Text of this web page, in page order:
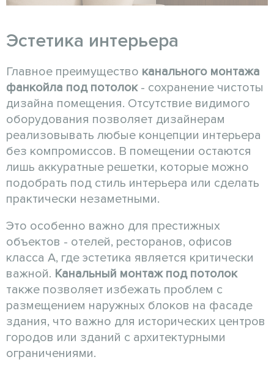
Эстетика интерьера
Главное преимущество канального монтажа
фанкойла под потолок- сохранение чистоты
дизайна помещения. Отсутствие видимого
оборудования позволяет дизайнерам
реализовывать любые концепции интерьера
без компромиссов. В помещении остаются
лишь аккуратные решетки, которые можно
подобрать под стиль интерьера или сделать
практически незаметными.
Это особенно важно для престижных
объектов - отелей, ресторанов, офисов
класса А, где эстетика является критически
важной. Канальный монтаж под потолок
также позволяет избежать проблем с
размещением наружных блоков на фасаде
здания, что важно для исторических центров
городов или зданий с архитектурными
ограничениями.